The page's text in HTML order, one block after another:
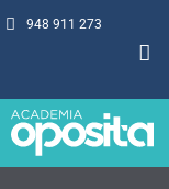
948 911 273